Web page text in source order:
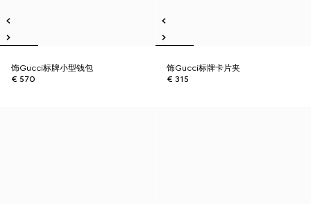
饰Gucci标牌小型钱包
€ 570
饰Gucci标牌卡片夹
€ 315